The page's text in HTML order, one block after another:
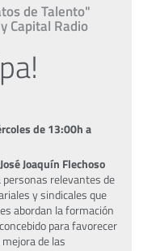
de Talento"
Capital Radio
de 13:00h a
José Joaquín Flechoso
relevantes de
y sindicales que
abordan la formación
para favorecer
de las